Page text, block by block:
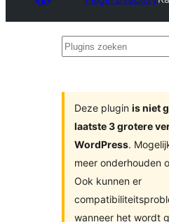
Plugins
Deze plugin is niet
laatste 3 grotere
WordPress.
meer onderhouden
Ook kunnen er
wanneer het wordt